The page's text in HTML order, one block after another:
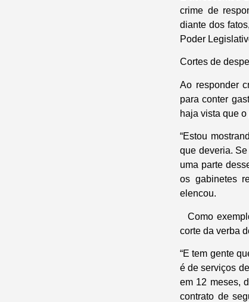
crime de
diante dos
Poder
Cortes de
Ao responder
para conter
haja vista que
“Estou
que deveria.
uma parte
os gabinetes
elencou.
Como
corte da verba
“E tem gente
é de serviços
em 12 meses,
contrato de